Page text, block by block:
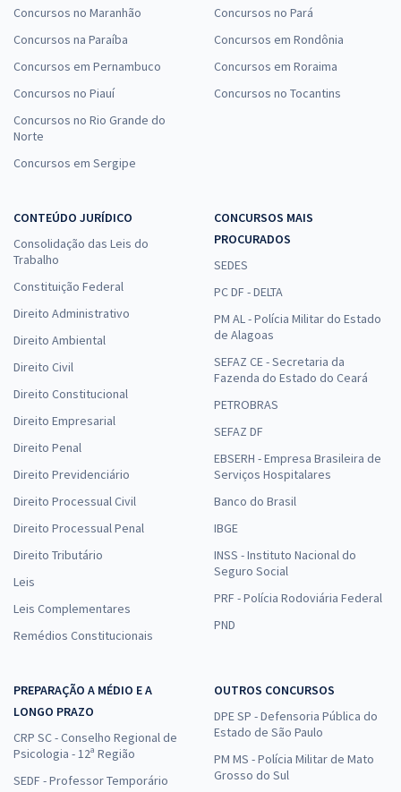
Concursos no Maranhão
Concursos na Paraíba
Concursos em Pernambuco
Concursos no Piauí
Concursos no Rio Grande do
Norte
Concursos em Sergipe
Concursos no Pará
Concursos em Rondônia
Concursos em Roraima
Concursos no Tocantins
CONTEÚDO JURÍDICO
Consolidação das Leis do
Trabalho
Constituição Federal
Direito Administrativo
Direito Ambiental
Direito Civil
Direito Constitucional
Direito Empresarial
Direito Penal
Direito Previdenciário
Direito Processual Civil
Direito Processual Penal
Direito Tributário
Leis
Leis Complementares
Remédios Constitucionais
CONCURSOS MAIS
PROCURADOS
SEDES
PC DF - DELTA
PM AL - Polícia Militar do Estado
de Alagoas
SEFAZ CE - Secretaria da
Fazenda do Estado do Ceará
PETROBRAS
SEFAZ DF
EBSERH - Empresa Brasileira de
Serviços Hospitalares
Banco do Brasil
IBGE
INSS - Instituto Nacional do
Seguro Social
PRF - Polícia Rodoviária Federal
PND
PREPARAÇÃO A MÉDIO E A
LONGO PRAZO
CRP SC - Conselho Regional de
Psicologia - 12ª Região
SEDF - Professor Temporário
OUTROS CONCURSOS
DPE SP - Defensoria Pública do
Estado de São Paulo
PM MS - Polícia Militar de Mato
Grosso do Sul